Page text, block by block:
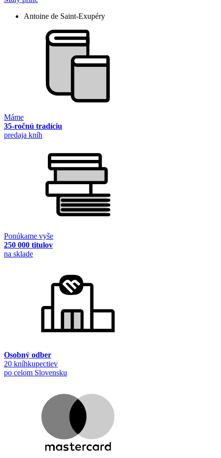
Antoine de Saint-Exupéry
Máme
35-ročnú tradíciu
predaja kníh
Ponúkame vyše
250 000 titulov
na sklade
Osobný odber
20 kníhkupectiev
po celom Slovensku